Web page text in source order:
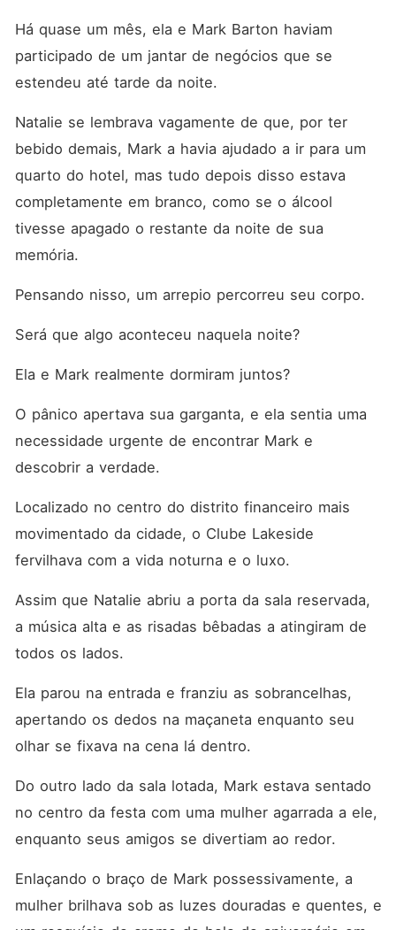
Há quase um mês, ela e Mark Barton haviam
participado de um jantar de negócios que se
estendeu até tarde da noite.
Natalie se lembrava vagamente de que, por ter
bebido demais, Mark a havia ajudado a ir para um
quarto do hotel, mas tudo depois disso estava
completamente em branco, como se o álcool
tivesse apagado o restante da noite de sua
memória.
Pensando nisso, um arrepio percorreu seu corpo.
Será que algo aconteceu naquela noite?
Ela e Mark realmente dormiram juntos?
O pânico apertava sua garganta, e ela sentia uma
necessidade urgente de encontrar Mark e
descobrir a verdade.
Localizado no centro do distrito financeiro mais
movimentado da cidade, o Clube Lakeside
fervilhava com a vida noturna e o luxo.
Assim que Natalie abriu a porta da sala reservada,
a música alta e as risadas bêbadas a atingiram de
todos os lados.
Ela parou na entrada e franziu as sobrancelhas,
apertando os dedos na maçaneta enquanto seu
olhar se fixava na cena lá dentro.
Do outro lado da sala lotada, Mark estava sentado
no centro da festa com uma mulher agarrada a ele,
enquanto seus amigos se divertiam ao redor.
Enlaçando o braço de Mark possessivamente, a
mulher brilhava sob as luzes douradas e quentes, e